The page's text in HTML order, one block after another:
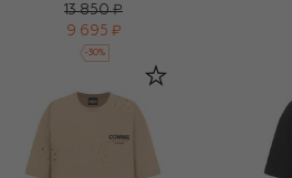
13 850 ₽
9 695 ₽
-30%